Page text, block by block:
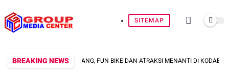
SITEMAP
BREAKING NEWS
SERU! KAPAL PERANG, FUN BIKE DAN ATRAKSI MENANTI DI KODAERAL VI